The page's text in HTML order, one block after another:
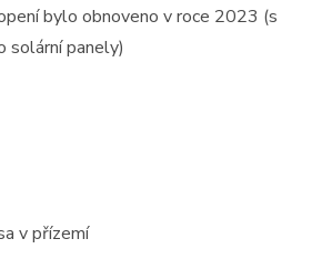
bylo obnoveno v roce 2023 (s
solární panely)
v přízemí